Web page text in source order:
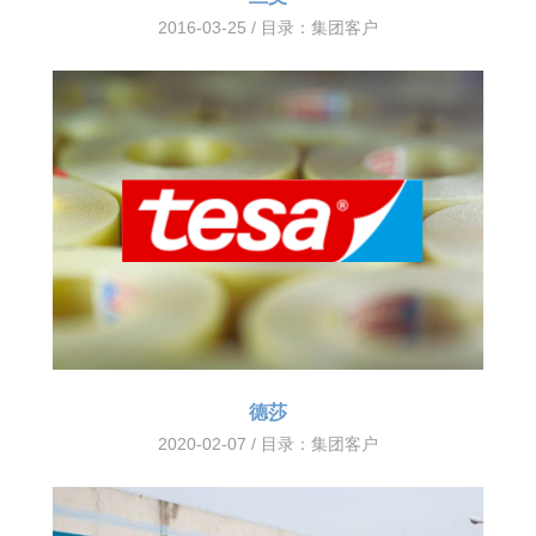
2016-03-25 / 目录： 集团客户
德莎
2020-02-07 / 目录： 集团客户